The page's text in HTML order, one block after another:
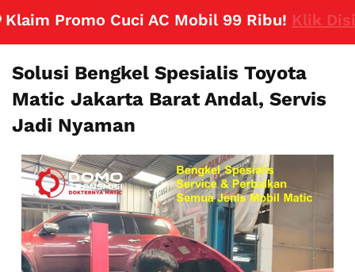
Promo Cuci AC Mobil 99 Ribu!Klik Disini
Solusi Bengkel Spesialis Toyota
Matic Jakarta Barat Andal, Servis
Jadi Nyaman